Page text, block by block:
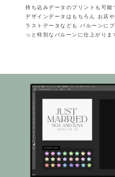
持ち込みデータのプリントも可能
デザインデータはもちろん
お店
ラストデータなども
バルーンに
っと特別なバルーンに仕上がりま